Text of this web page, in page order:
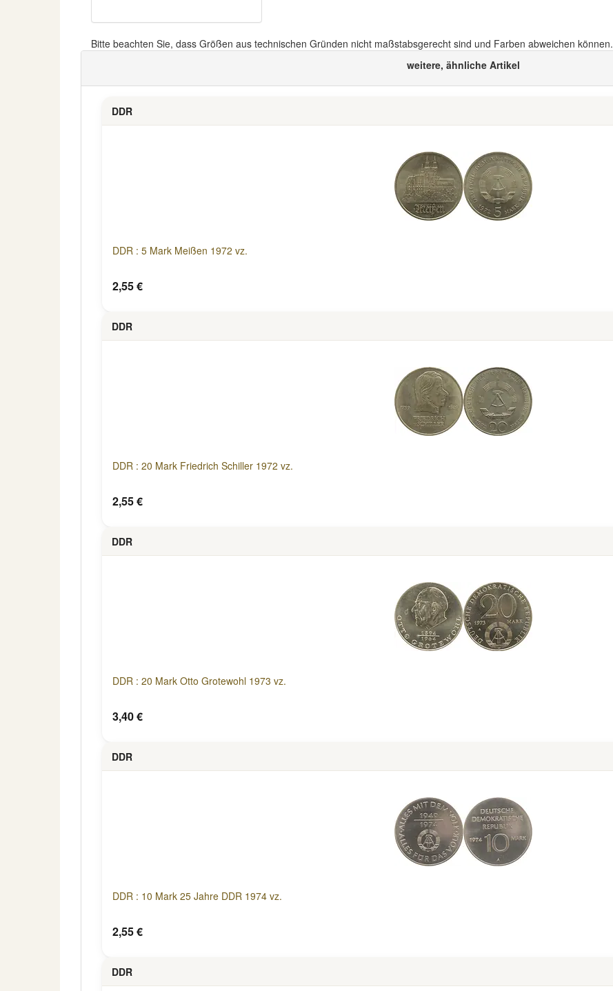
Bitte beachten Sie, dass Größen aus technischen Gründen nicht maßstabsgerecht sind und Farben abweichen können.
weitere, ähnliche Artikel
DDR
DDR : 5 Mark Meißen 1972 vz.
2,55 €
DDR
DDR : 20 Mark Friedrich Schiller 1972 vz.
2,55 €
DDR
DDR : 20 Mark Otto Grotewohl 1973 vz.
3,40 €
DDR
DDR : 10 Mark 25 Jahre DDR 1974 vz.
2,55 €
DDR